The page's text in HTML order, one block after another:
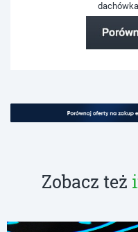
dachówka
Zobacz też